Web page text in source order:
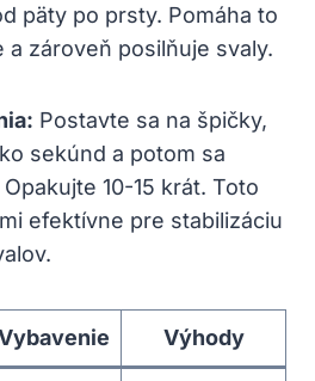
päty po prsty. Pomáha to
a zároveň posilňuje svaly.
Postavte sa na špičky,
sekúnd a potom sa
10-15 krát. Toto
efektívne pre stabilizáciu
Výhody